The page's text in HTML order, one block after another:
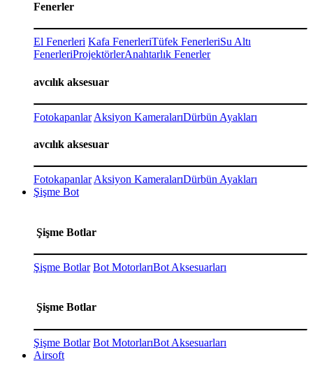
Fenerler
El Fenerleri Kafa FenerleriTüfek FenerleriSu Altı
FenerleriProjektörlerAnahtarlık Fenerler
avcılık aksesuar
Fotokapanlar Aksiyon KameralarıDürbün Ayakları
avcılık aksesuar
FotokapanlarAksiyon KameralarıDürbün Ayakları
Şişme Bot
Şişme Botlar
Şişme Botlar Bot MotorlarıBot Aksesuarları
Şişme Botlar
Şişme Botlar Bot MotorlarıBot Aksesuarları
Airsoft